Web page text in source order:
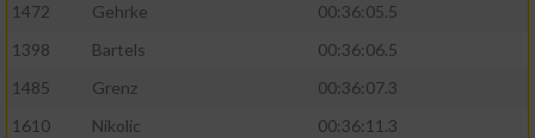
1472
Gehrke
00:36:05.5
1398
Bartels
00:36:06.5
1485
Grenz
00:36:07.3
1610
Nikolic
00:36:11.3